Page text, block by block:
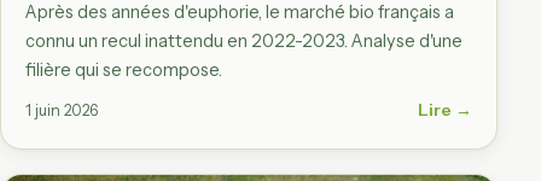
Après des années d'euphorie, le marché bio français a
connu un recul inattendu en 2022-2023. Analyse d'une
filière qui se recompose.
1 juin 2026 Lire →